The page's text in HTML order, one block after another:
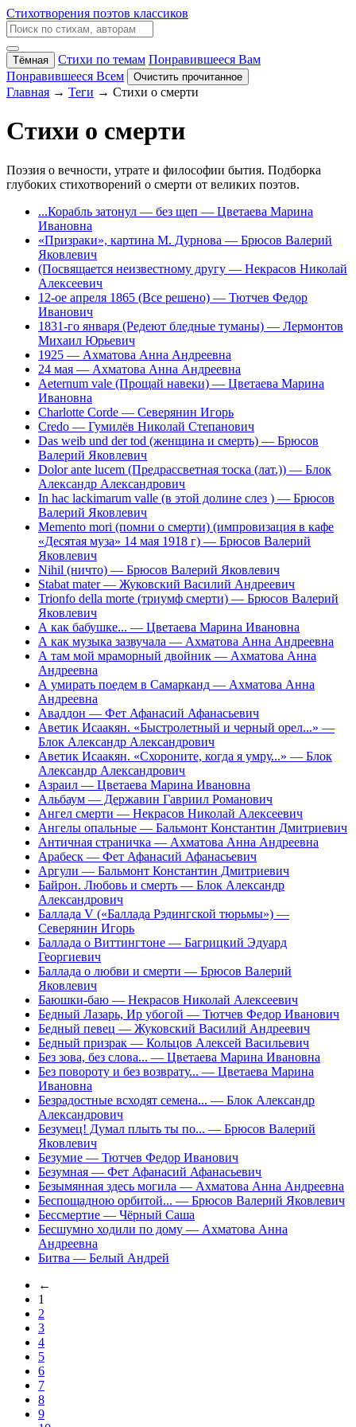
Стихотворения поэтов классиков
Тёмная Стихи по темам Понравившееся Вам
Понравившееся Всем
Очистить прочитанное
Главная → Теги → Стихи о смерти
Стихи о смерти
Поэзия о вечности, утрате и философии бытия. Подборка
глубоких стихотворений о смерти от великих поэтов.
...Корабль затонул — без щеп — Цветаева Марина
Ивановна
«Призраки», картина М. Дурнова — Брюсов Валерий
Яковлевич
(Посвящается неизвестному другу — Некрасов Николай
Алексеевич
12-ое апреля 1865 (Все решено) — Тютчев Федор
Иванович
1831-го января (Редеют бледные туманы) — Лермонтов
Михаил Юрьевич
1925 — Ахматова Анна Андреевна
24 мая — Ахматова Анна Андреевна
Aeternum vale (Прощай навеки) — Цветаева Марина
Ивановна
Charlotte Corde — Северянин Игорь
Credo — Гумилёв Николай Степанович
Das weib und der tod (женщина и cмерть) — Брюсов
Валерий Яковлевич
Dolor ante lucem (Предрассветная тоска (лат.)) — Блок
Александр Александрович
In hас lackimarum valle (в этой долине слез ) — Брюсов
Валерий Яковлевич
Memento mori (помни о смерти) (импровизация в кафе
«Десятая муза» 14 мая 1918 г) — Брюсов Валерий
Яковлевич
Nihil (ничто) — Брюсов Валерий Яковлевич
Stabat mater— Жуковский Василий Андреевич
Trionfo della morte (триумф смерти) — Брюсов Валерий
Яковлевич
А как бабушке... — Цветаева Марина Ивановна
А как музыка зазвучала — Ахматова Анна Андреевна
А там мой мраморный двойник — Ахматова Анна
Андреевна
А умирать поедем в Самарканд — Ахматова Анна
Андреевна
Аваддон — Фет Афанасий Афанасьевич
Аветик Исаакян. «Быстролетный и черный орел...» —
Блок Александр Александрович
Аветик Исаакян. «Схороните, когда я умру...» — Блок
Александр Александрович
Азраил — Цветаева Марина Ивановна
Альбаум — Державин Гавриил Романович
Ангел смерти — Некрасов Николай Алексеевич
Ангелы опальные — Бальмонт Константин Дмитриевич
Античная страничка — Ахматова Анна Андреевна
Арабеск — Фет Афанасий Афанасьевич
Аргули — Бальмонт Константин Дмитриевич
Байрон. Любовь и смерть — Блок Александр
Александрович
Баллада V («Баллада Рэдингской тюрьмы») —
Северянин Игорь
Баллада о Виттингтоне — Багрицкий Эдуард
Георгиевич
Баллада о любви и смерти — Брюсов Валерий
Яковлевич
Баюшки-баю — Некрасов Николай Алексеевич
Бедный Лазарь, Ир убогой — Тютчев Федор Иванович
Бедный певец — Жуковский Василий Андреевич
Бедный призрак — Кольцов Алексей Васильевич
Без зова, без слова... — Цветаева Марина Ивановна
Без повороту и без возврату... — Цветаева Марина
Ивановна
Безрадостные всходят семена... — Блок Александр
Александрович
Безумец! Думал плыть ты по... — Брюсов Валерий
Яковлевич
Безумие — Тютчев Федор Иванович
Безумная — Фет Афанасий Афанасьевич
Безымянная здесь могила — Ахматова Анна Андреевна
Беспощадною орбитой... — Брюсов Валерий Яковлевич
Бессмертие — Чёрный Саша
Бесшумно ходили по дому — Ахматова Анна
Андреевна
Битва — Белый Андрей
←
1
2
3
4
5
6
7
8
9